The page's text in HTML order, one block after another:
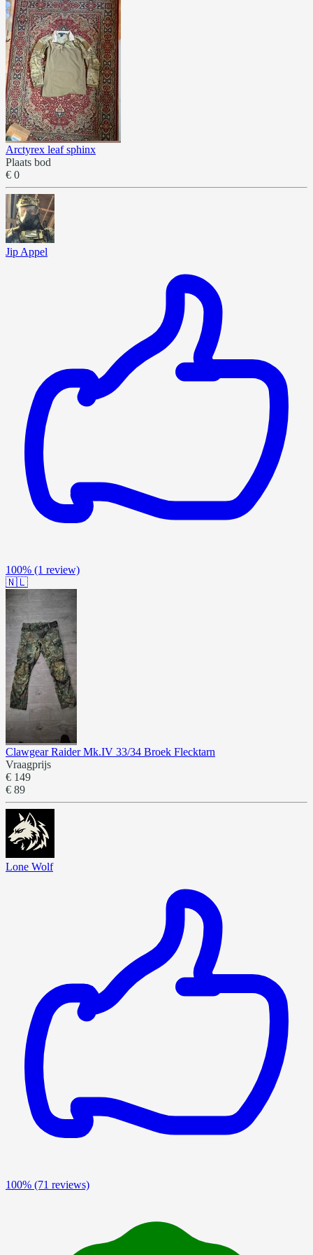
Arctyrex leaf sphinx
Plaats bod
€ 0
Jip Appel
100% (1 review)
🇳🇱
Clawgear Raider Mk.IV 33/34 Broek Flecktarn
Vraagprijs
€ 149
€ 89
Lone Wolf
100% (71 reviews)